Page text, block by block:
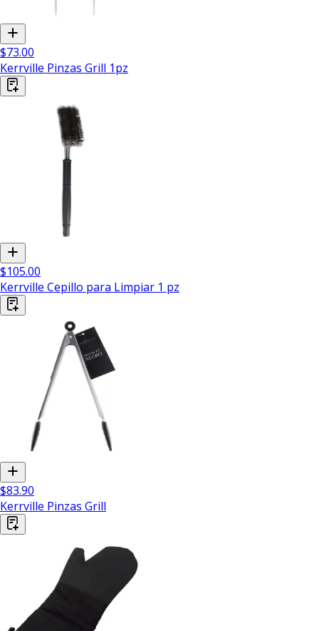
$73.00
Kerrville Pinzas Grill 1pz
$105.00
Kerrville Cepillo para Limpiar 1 pz
$83.90
Kerrville Pinzas Grill